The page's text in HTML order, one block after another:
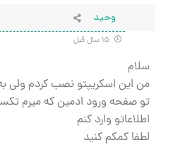
وحید
سلام
من این اسکریپتو نصب کردم ولی
تو صفحه ورود ادمین که میرم
اطلاعاتو وارد کنم
لطفا کمکم کنید